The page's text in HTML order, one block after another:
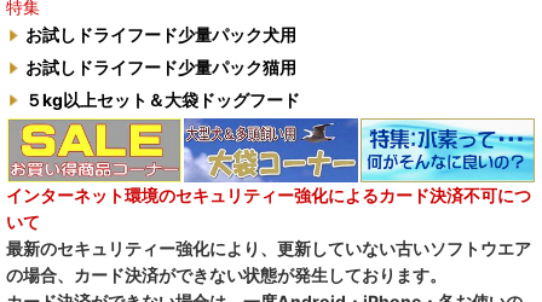
特集
お試しドライフード少量パック犬用
お試しドライフード少量パック猫用
５kg以上セット＆大袋ドッグフード
インターネット環境のセキュリティー強化によるカード決済不可につ
いて
最新のセキュリティー強化により、更新していない古いソフトウエア
の場合、カード決済ができない状態が発生しております。